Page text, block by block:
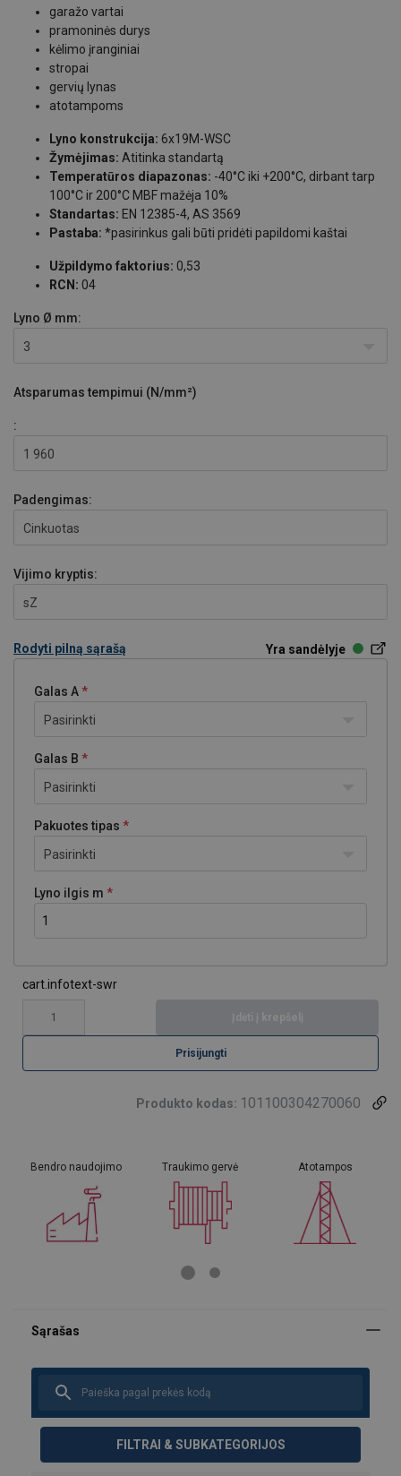
garažo vartai
pramoninės durys
kėlimo įranginiai
stropai
gervių lynas
atotampoms
Lyno konstrukcija: 6x19M-WSC
Žymėjimas: Atitinka standartą
Temperatūros diapazonas: -40°C iki +200°C, dirbant tarp
100°C ir 200°C MBF mažėja 10%
Standartas: EN 12385-4, AS 3569
Pastaba: *pasirinkus gali būti pridėti papildomi kaštai
Užpildymo faktorius: 0,53
RCN: 04
Lyno Ø mm:
3
Atsparumas tempimui (N/mm²)
:
1 960
Padengimas:
Cinkuotas
Vijimo kryptis:
sZ
Rodyti pilną sąrašą Yra sandėlyje
Galas A
Pasirinkti
Galas B
Pasirinkti
Pakuotes tipas
Pasirinkti
Lyno ilgis m
cart.infotext-swr
Įdėti į krepšelį
Prisijungti
Produkto kodas: 101100304270060
Bendro naudojimo Traukimo gervė Atotampos
FILTRAI & SUBKATEGORIJOS